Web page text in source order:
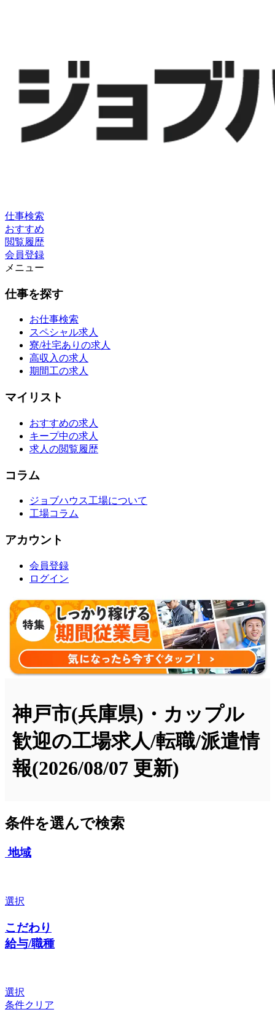
仕事検索
おすすめ
閲覧履歴
会員登録
メニュー
仕事を探す
お仕事検索
スペシャル求人
寮/社宅ありの求人
高収入の求人
期間工の求人
マイリスト
おすすめの求人
キープ中の求人
求人の閲覧履歴
コラム
ジョブハウス工場について
工場コラム
アカウント
会員登録
ログイン
神戸市(兵庫県)・カップル
歓迎の工場求人/転職/派遣情
報(2026/08/07 更新)
条件を選んで検索
地域
選択
こだわり
給与/職種
選択
条件クリア